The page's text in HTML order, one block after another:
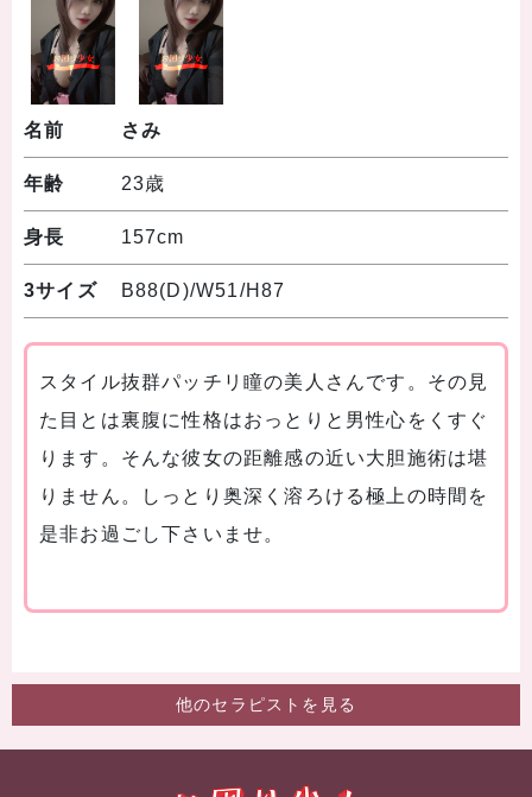
名前 さみ
年齢 23歳
身長 157cm
3サイズ B88(D)/W51/H87
スタイル抜群パッチリ瞳の美人さんです。その見
た目とは裏腹に性格はおっとりと男性心をくすぐ
ります。そんな彼女の距離感の近い大胆施術は堪
りません。しっとり奥深く溶ろける極上の時間を
是非お過ごし下さいませ。
他のセラピストを見る